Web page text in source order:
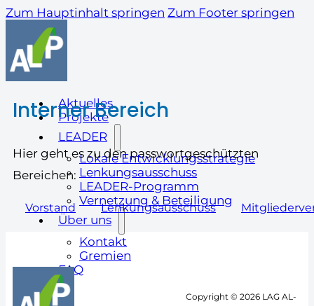
Zum Hauptinhalt springen Zum Footer springen
Aktuelles
Projekte
LEADER
Lokale Entwicklungsstrategie
Lenkungsausschuss
LEADER-Programm
Vernetzung & Beteiligung
Über uns
Kontakt
Gremien
FAQ
Interner Bereich
Hier geht es zu den passwortgeschützten
Bereichen:
Vorstand Lenkungsausschuss
Copyright © 2026 LAG AL-